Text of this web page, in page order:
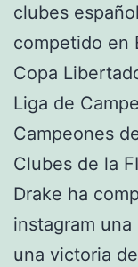
clubes
competido en
Copa
Liga de
Campeones
Clubes de la
Drake ha
instagram
una victoria